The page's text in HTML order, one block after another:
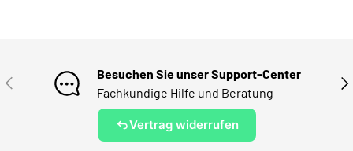
VORHERIGE
Besuchen Sie unser Support-Center
Fachkundige Hilfe und Beratung
Vertrag widerrufen